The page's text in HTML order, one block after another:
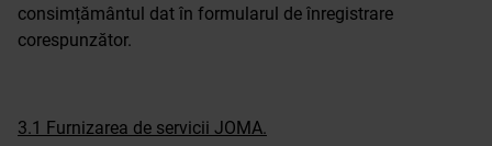
consimțământul dat în formularul de înregistrare
corespunzător.
3.1 Furnizarea de servicii JOMA.